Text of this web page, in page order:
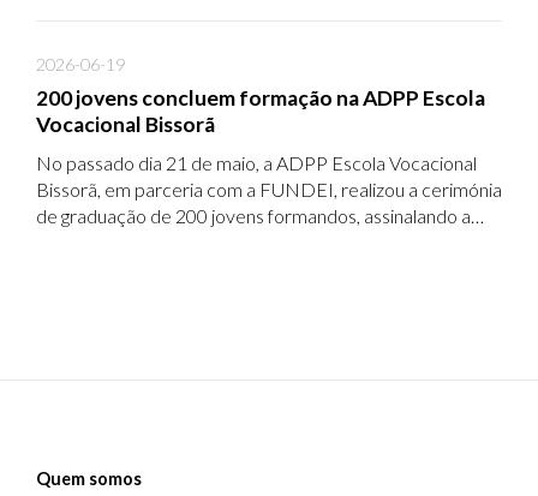
2026-06-19
200 jovens concluem formação na ADPP Escola
Vocacional Bissorã
No passado dia 21 de maio, a ADPP Escola Vocacional
Bissorã, em parceria com a FUNDEI, realizou a cerimónia
de graduação de 200 jovens formandos, assinalando a
Quem somos